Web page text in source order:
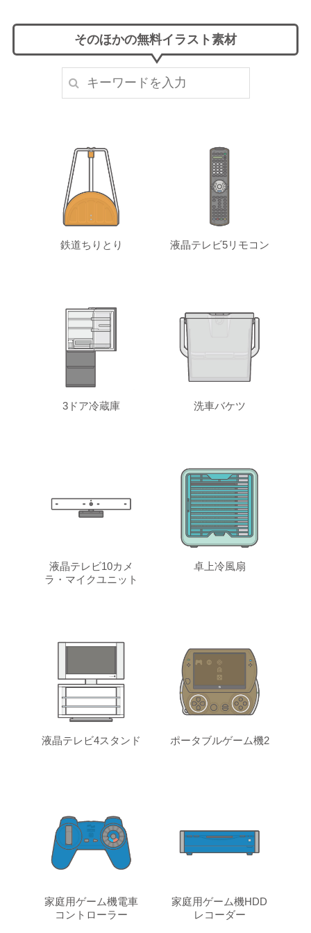
そのほかの無料イラスト素材
鉄道ちりとり 液晶テレビ5リモコン
3ドア冷蔵庫 洗車バケツ
液晶テレビ10カメ
ラ・マイクユニット
卓上冷風扇
液晶テレビ4スタンド ポータブルゲーム機2
家庭用ゲーム機電車
コントローラー
家庭用ゲーム機HDD
レコーダー